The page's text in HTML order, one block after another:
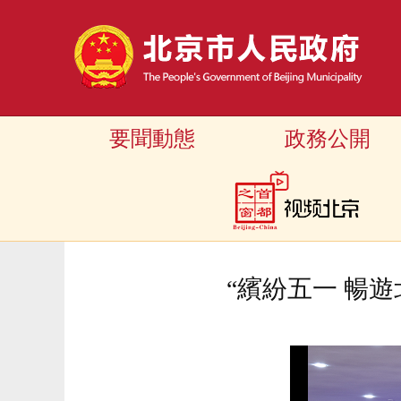
要聞動態 政務公開
“繽紛五一 暢